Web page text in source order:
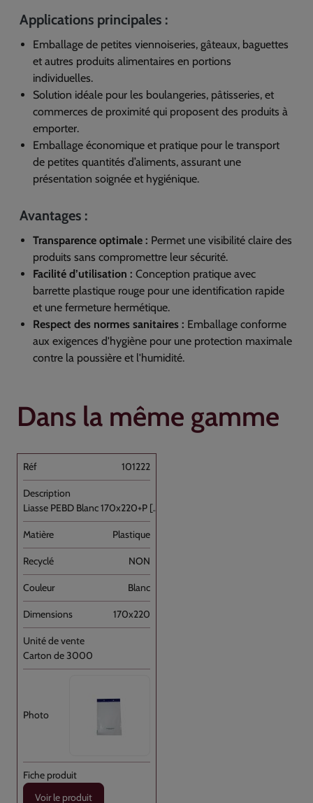
Applications principales :
Emballage de petites viennoiseries, gâteaux, baguettes
et autres produits alimentaires en portions
individuelles.
Solution idéale pour les boulangeries, pâtisseries, et
commerces de proximité qui proposent des produits à
emporter.
Emballage économique et pratique pour le transport
de petites quantités d’aliments, assurant une
présentation soignée et hygiénique.
Avantages :
Transparence optimale : Permet une visibilité claire des
produits sans compromettre leur sécurité.
Facilité d’utilisation : Conception pratique avec
barrette plastique rouge pour une identification rapide
et une fermeture hermétique.
Respect des normes sanitaires : Emballage conforme
aux exigences d'hygiène pour une protection maximale
contre la poussière et l'humidité.
Dans la même gamme
101222
Liasse PEBD Blanc 170x220+P [...]
Plastique
NON
Blanc
170x220
Carton de 3000
Voir le produit